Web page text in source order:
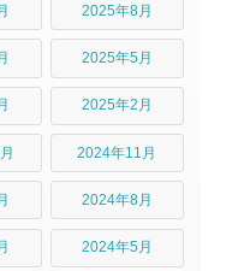
2025年8月
2025年5月
2025年2月
2024年11月
2024年8月
2024年5月